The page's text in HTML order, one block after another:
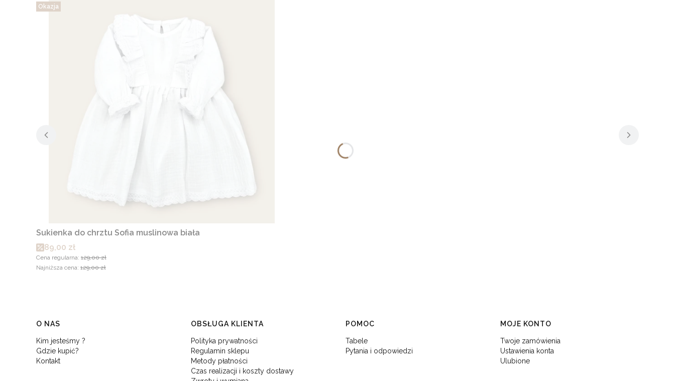
Okazja
Sukienka do chrztu Sofia muslinowa biała
Cena promocyjna
89,00 zł
Cena regularna: 129,00 zł
Najniższa cena: 129,00 zł
Linki w stopce
O NAS
Kim jesteśmy ?
Gdzie kupić?
Kontakt
OBSŁUGA KLIENTA
Polityka prywatności
Regulamin sklepu
Metody płatności
Czas realizacji i koszty dostawy
POMOC
Tabele
Pytania i odpowiedzi
MOJE KONTO
Twoje zamówienia
Ustawienia konta
Ulubione